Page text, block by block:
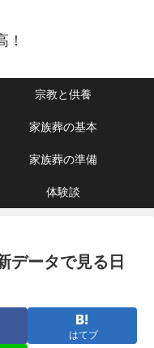
！
宗教と供養
家族葬の基本
家族葬の準備
体験談
データで見る日
はてブ